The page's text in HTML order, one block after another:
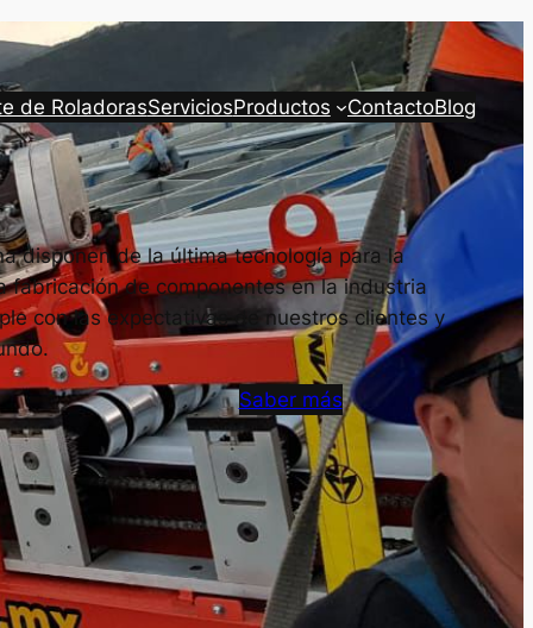
de RoladorasServiciosProductos ContactoBlog
disponen de la última tecnología para la
fabricación de componentes en la industria
con las expectativas de nuestros clientes y
Saber más